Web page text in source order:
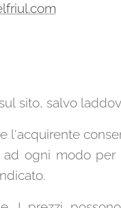
sito, salvo
l'acquirente
ad ogni modo